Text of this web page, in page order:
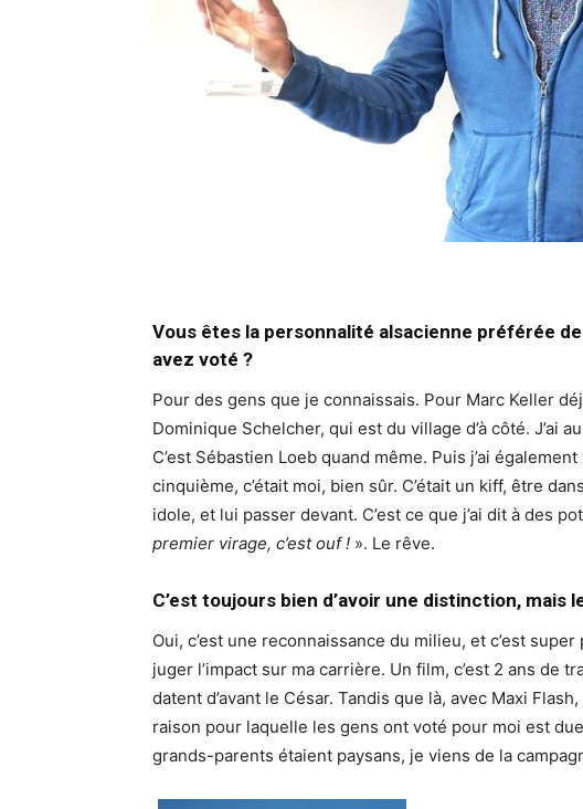
Vous êtes la personnalité alsacienne préférée
avez voté ?
Pour des gens que je connaissais. Pour Marc Keller
Dominique Schelcher, qui est du village d’à côté. J’ai
C’est Sébastien Loeb quand même. Puis j’ai
cinquième, c’était moi, bien sûr. C’était un kiff, être
idole, et lui passer devant. C’est ce que j’ai dit à des
premier virage, c’est ouf ! ». Le rêve.
C’est toujours bien d’avoir une distinction, mais
Oui, c’est une reconnaissance du milieu, et c’est
juger l’impact sur ma carrière. Un film, c’est 2 ans de
datent d’avant le César. Tandis que là, avec Maxi
raison pour laquelle les gens ont voté pour moi est
grands-parents étaient paysans, je viens de la